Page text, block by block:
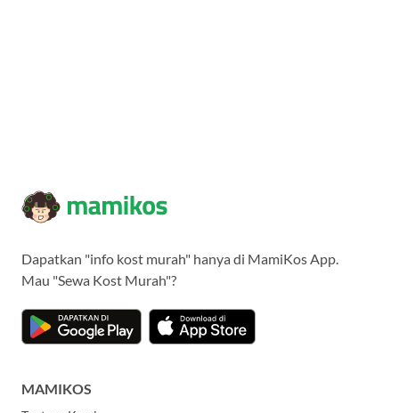
Dapatkan "info kost murah" hanya di MamiKos App.
Mau "Sewa Kost Murah"?
MAMIKOS